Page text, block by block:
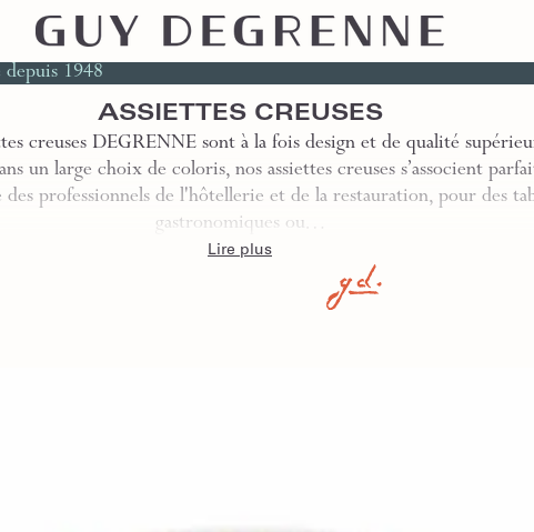
depuis 1948
ASSIETTES CREUSES
creuses DEGRENNE sont à la fois design et de qualité
un large choix de coloris, nos assiettes creuses s’associent
des professionnels de l'hôtellerie et de la restauration, pour des
gastronomiques ou…
Lire plus